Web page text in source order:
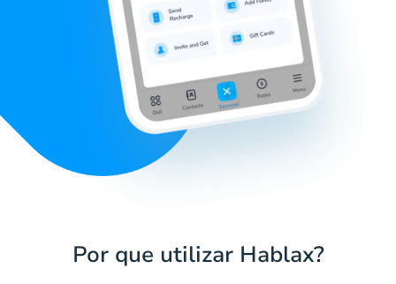
Por que utilizar Hablax?